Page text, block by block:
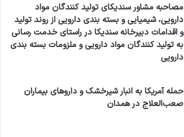
مصاحبه مشاور سندیکای تولید کنندگان مواد
دارویی، شیمیایی و بسته بندی دارویی از روند تولید
و اقدامات دبیرخانه سندیکا در راستای خدمت رسانی
به تولید کنندگان مواد دارویی و ملزومات بسته بندی
دارویی
حمله آمریکا به انبار شیرخشک و داروهای بیماران
صعب‌العلاج در همدان